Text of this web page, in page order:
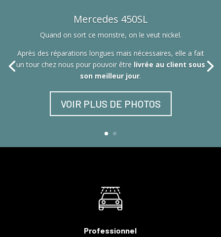
Mercedes 450SL
Quand on sort ce monstre, on le veut nickel.
Après des réparations longues mais nécessaires, elle a fait
un tour chez nous pour pouvoir être livrée au client sous
son meilleur jour.
VOIR PLUS DE PHOTOS
Professionnel